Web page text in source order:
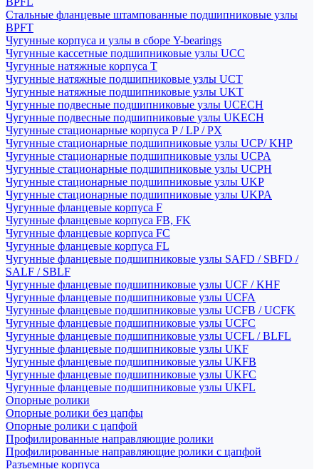
Стальные фланцевые штампованные подшипниковые узлы
BPFT
Чугунные корпуса и узлы в сборе Y-bearings
Чугунные кассетные подшипниковые узлы UCC
Чугунные натяжные корпуса T
Чугунные натяжные подшипниковые узлы UCT
Чугунные натяжные подшипниковые узлы UKT
Чугунные подвесные подшипниковые узлы UCECH
Чугунные подвесные подшипниковые узлы UKECH
Чугунные стационарные корпуса P / LP / PX
Чугунные стационарные подшипниковые узлы UCP/ KHP
Чугунные стационарные подшипниковые узлы UCPA
Чугунные стационарные подшипниковые узлы UCPH
Чугунные стационарные подшипниковые узлы UKP
Чугунные стационарные подшипниковые узлы UKPA
Чугунные фланцевые корпуса F
Чугунные фланцевые корпуса FB, FK
Чугунные фланцевые корпуса FC
Чугунные фланцевые корпуса FL
Чугунные фланцевые подшипниковые узлы SAFD / SBFD /
SALF / SBLF
Чугунные фланцевые подшипниковые узлы UCF / KHF
Чугунные фланцевые подшипниковые узлы UCFA
Чугунные фланцевые подшипниковые узлы UCFB / UCFK
Чугунные фланцевые подшипниковые узлы UCFC
Чугунные фланцевые подшипниковые узлы UCFL / BLFL
Чугунные фланцевые подшипниковые узлы UKF
Чугунные фланцевые подшипниковые узлы UKFB
Чугунные фланцевые подшипниковые узлы UKFC
Чугунные фланцевые подшипниковые узлы UKFL
Опорные ролики
Опорные ролики без цапфы
Опорные ролики с цапфой
Профилированные направляющие ролики
Профилированные направляющие ролики с цапфой
Разъемные корпуса